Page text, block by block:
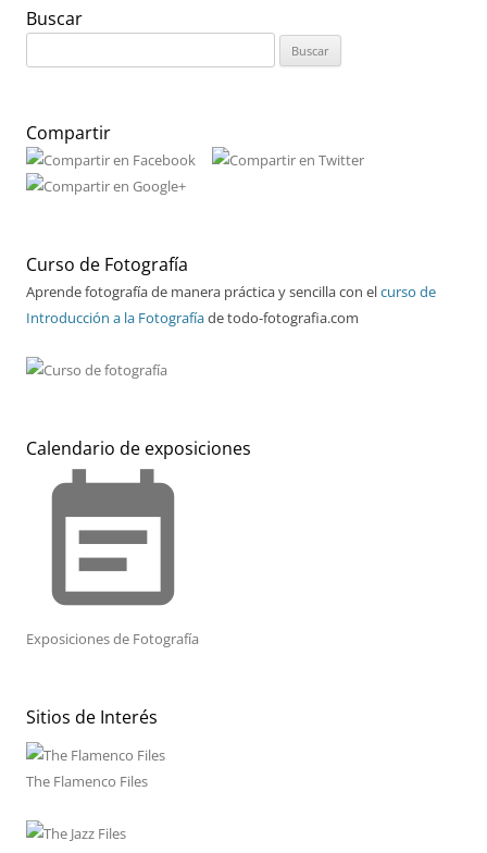
Buscar
Compartir
Curso de Fotografía
Aprende fotografía de manera práctica y sencilla con elcurso de
Introducción a la Fotografíade todo-fotografia.com
Calendario de exposiciones
event_note
Exposiciones de Fotografía
Sitios de Interés
The Flamenco Files